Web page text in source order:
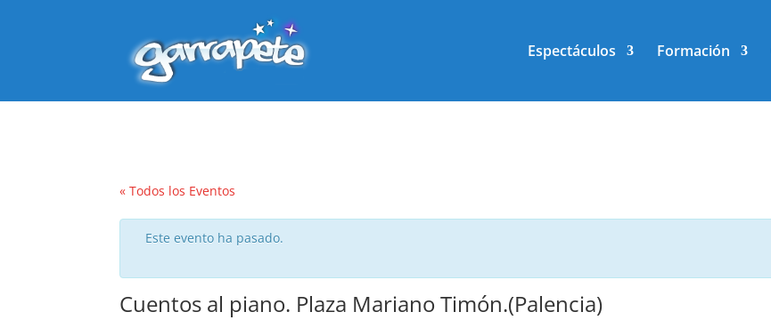
Espectáculos Formación
« Todos los Eventos
Este evento ha pasado.
Cuentos al piano. Plaza Mariano Timón.(Palencia)